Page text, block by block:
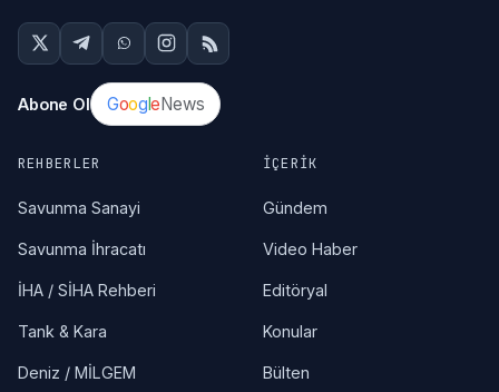
Abone Ol GoogleNews
REHBERLER
Savunma Sanayi
Savunma İhracatı
İHA / SİHA Rehberi
Tank & Kara
Deniz / MİLGEM
İÇERIK
Gündem
Video Haber
Editöryal
Konular
Bülten